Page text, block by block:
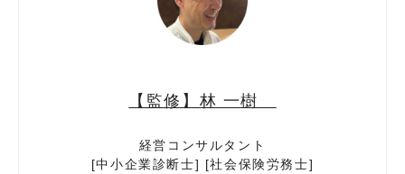
【監修】林 一樹
経営コンサルタント
[中小企業診断士] [社会保険労務士]